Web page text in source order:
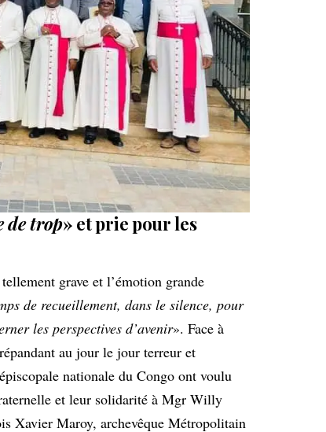
de trop» et prie pour les
grave et l’émotion grande
de recueillement, dans le silence, pour
les perspectives d’avenir». Face à
au jour le jour terreur et
nationale du Congo ont voulu
et leur solidarité à Mgr Willy
Xavier Maroy, archevêque Métropolitain